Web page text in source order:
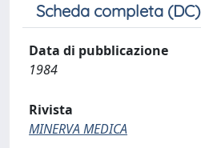
Scheda completa (DC)
Data di pubblicazione
1984
Rivista
MINERVA MEDICA